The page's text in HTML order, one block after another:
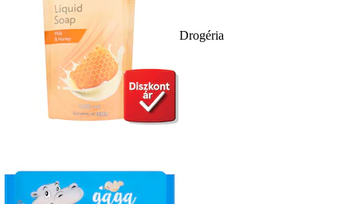
Drogéria